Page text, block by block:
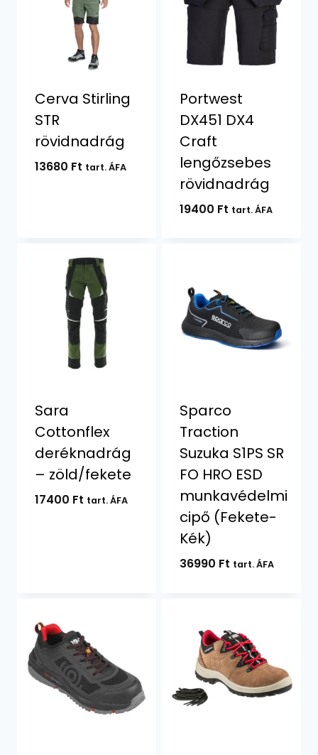
Cerva Stirling
STR
rövidnadrág
13680 Ft tart. ÁFA
Portwest
DX451 DX4
Craft
lengőzsebes
rövidnadrág
19400 Ft tart. ÁFA
Sara
Cottonflex
deréknadrág
– zöld/fekete
17400 Ft tart. ÁFA
Sparco
Traction
Suzuka S1PS SR
FO HRO ESD
munkavédelmi
cipő (Fekete-
Kék)
36990 Ft tart. ÁFA